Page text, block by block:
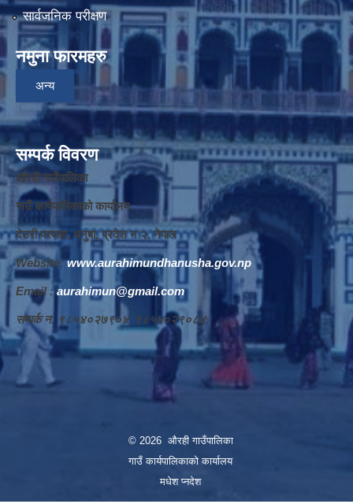
सार्वजनिक परीक्षण
नमुना फारमहरु
अन्य
सम्पर्क विवरण
औरही गाउँपालिका
गाउँ कार्यपालिकाको कार्यालय
देउरी परवाहा, धनुषा, प्रदेश न‌‍ २, नेपाल
Website:www.aurahimundhanusha.gov.np
Email : aurahimun@gmail.com
सम्पर्क न‌‍. ९८५४०२७९०४, ९८५४०२९०८४
© 2026 औरही गाउँपालिका
गाउँ कार्यपालिकाको कार्यालय
मधेश प्नदेश